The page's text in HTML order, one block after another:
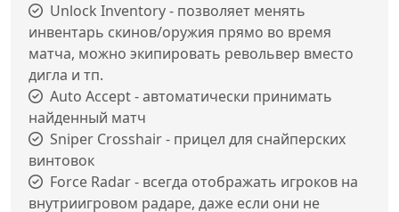
Unlock Inventory - позволяет менять
инвентарь скинов/оружия прямо во время
матча, можно экипировать револьвер вместо
дигла и тп.
Auto Accept - автоматически принимать
найденный матч
Sniper Crosshair - прицел для снайперских
винтовок
Force Radar - всегда отображать игроков на
внутриигровом радаре, даже если они не